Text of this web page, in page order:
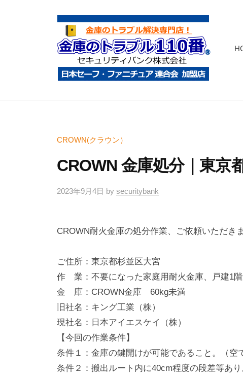
ト
ラ
ブ
ル
1
番
・
分
修
理
等
の
専
門
店
CROWN(クラウン）
CROWN 金庫処分｜東京
2023年9月4日 by securitybank
CROWN耐火金庫の処分作業、ご依頼いただきま
ご住所：東京都杉並区大宮
作 業：不要になった家庭用耐火金庫、戸建1
金 庫：CROWN金庫 60kg未満
旧社名：キング工業（株）
現社名：日本アイエスケイ（株）
【今回の作業条件】
条件１：金庫の鍵開けが可能であること。（
条件２：搬出ルート内に40cm程度の段差等あり
庫
の
ト
ラ
ブ
ル
番